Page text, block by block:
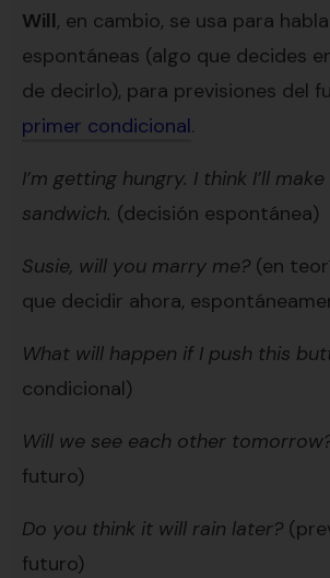
Will, en cambio, se usa para
espontáneas (algo que decides
de decirlo), para previsiones del
primer condicional.
I’m getting hungry. I think I’ll
sandwich. (decisión espontánea)
Susie, will you marry me? (en
que decidir ahora,
What will happen if I push this
condicional)
Will we see each other
futuro)
Do you think it will rain later?
futuro)